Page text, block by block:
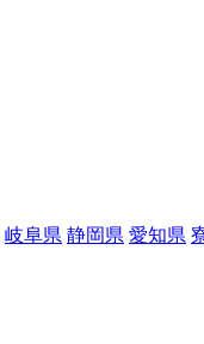
岐阜県 静岡県 愛知県